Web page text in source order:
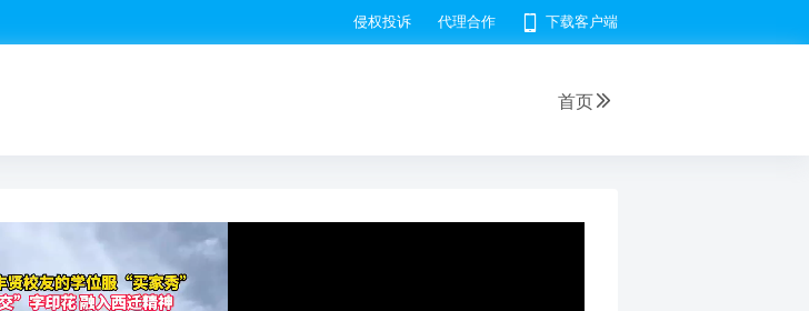
侵权投诉 代理合作 下载客户端
首页